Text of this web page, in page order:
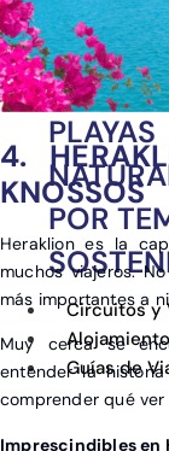
PLAYAS
POR
Circuitos y
Guías de
4.
KNOSSOS
Heraklion es la
muchos viajeros.
más importantes a
Muy cerca se
entender la
comprender qué ver
Imprescindibles en